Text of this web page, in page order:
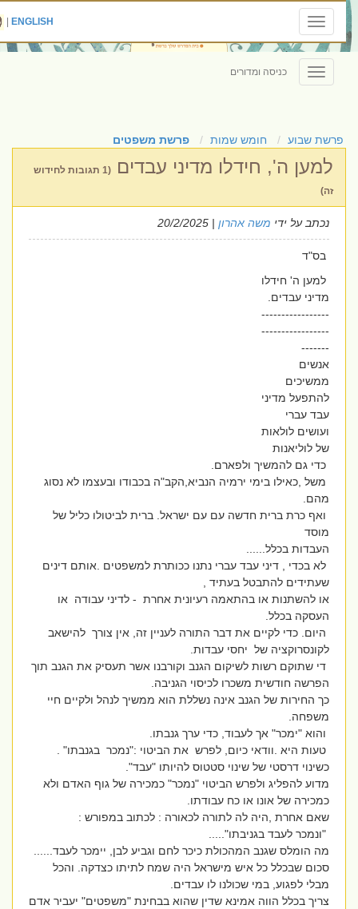
Toggle
navigation
ENGLISH
|
Toggle
navigation
כניסה ומדורים
פרשת שבוע חומש שמות פרשת משפטים
למען ה', חידלו מדיני עבדים
(1 תגובות לחידוש
זה)
נכתב על ידימשה אהרון| 20/2/2025
בס"ד
למען ה' חידלו
מדיני עבדים.
-----------------
-----------------
-------
אנשים
ממשיכים
להתפעל מדיני
עבד עברי
ועושים לולאות
של לוליאנות
כדי גם להמשיך ולפארם.
משל ,כאילו בימי ירמיה הנביא,הקב"ה בכבודו ובעצמו לא נסוג
מהם.
ואף כרת ברית חדשה עם עם ישראל. ברית לביטולו כליל של
מוסד
העבדות בכלל......
לא בכדי , דיני עבד עברי נתנו ככותרת למשפטים .אותם דינים
שעתידים להתבטל בעתיד ,
או להשתנות או בהתאמה רעיונית אחרת - לדיני עבודה או
העסקה בכלל.
היום. כדי לקיים את דבר התורה לעניין זה, אין צורך להישאב
לקונסרוקציה של יחסי עבדות.
די שתוקם רשות לשיקום הגנב וקורבנו אשר תעסיק את הגנב תוך
הפרשה חודשית משכרו לכיסוי הגניבה.
כך החירות של הגנב אינה נשללת הוא ממשיך לנהל ולקיים חיי
משפחה.
והוא "ימכר" אך לעבוד, כדי ערך גנבתו.
טעות היא .וודאי כיום, לפרש את הביטוי :"נמכר בגנבתו" .
כשינוי דרסטי של שינוי סטטוס להיותו "עבד".
מדוע להפליג ולפרש הביטוי "נמכר" כמכירה של גוף האדם ולא
כמכירה של אונו או כח עבודתו.
שאם אחרת ,היה לה לתורה לכאורה : לכתוב במפורש :
"ונמכר לעבד בגניבתו".....
מה הומלס שגנב המהכולת כיכר לחם וגביע לבן, יימכר לעבד......
סכום שבכלל כל איש מישראל היה שמח לתיתו כצדקה. והכל
מבלי לפגוע, במי שכולנו לו עבדים.
צריך בכלל הווה אמינא שדין שהוא בבחינת "משפטים" יעביר אדם